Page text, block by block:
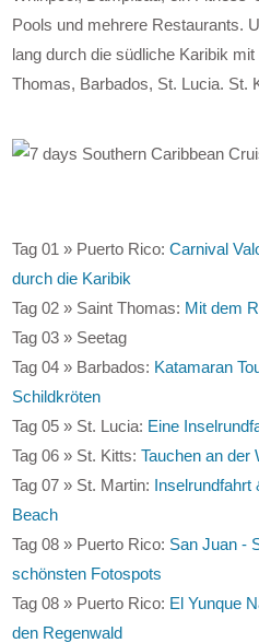
Pools und mehrere Restaurants.
lang durch die südliche Karibik
Thomas, Barbados, St. Lucia. St.
Tag 01 » Puerto Rico:Carnival
durch die Karibik
Tag 02 » Saint Thomas: Mit dem
Tag 03 » Seetag
Tag 04 » Barbados: Katamaran
Schildkröten
Tag 05 » St. Lucia: Eine
Tag 06 » St. Kitts:Tauchen an der
Tag 07 » St. Martin: Inselrundfahrt
Beach
Tag 08 » Puerto Rico: San Juan -
schönsten Fotospots
Tag 08 » Puerto Rico: El Yunque
den Regenwald